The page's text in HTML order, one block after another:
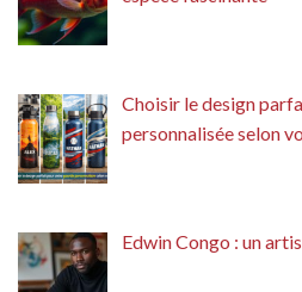
Choisir le design
personnalisée selon
Edwin Congo : un